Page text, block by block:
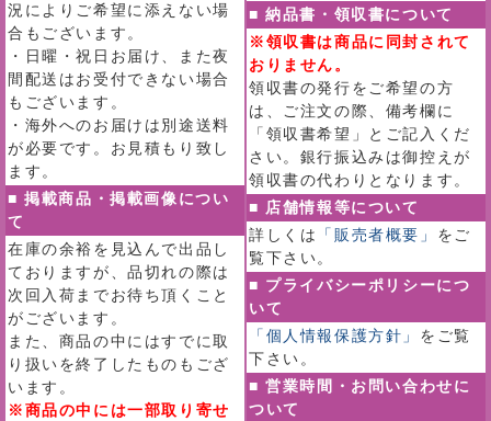
況によりご希望に添えない場
合もございます。
・日曜・祝日お届け、また夜
間配送はお受付できない場合
もございます。
・海外へのお届けは別途送料
が必要です。お見積もり致し
ます。
■ 掲載商品・掲載画像につい
て
在庫の余裕を見込んで出品し
ておりますが、品切れの際は
次回入荷までお待ち頂くこと
がございます。
また、商品の中にはすでに取
り扱いを終了したものもござ
います。
※商品の中には一部取り寄せ
■ 納品書・領収書について
※領収書は商品に同封されて
おりません。
領収書の発行をご希望の方
は、ご注文の際、備考欄に
「領収書希望」とご記入くだ
さい。銀行振込みは御控えが
領収書の代わりとなります。
■ 店舗情報等について
詳しくは
「販売者概要」 をご
覧下さい。
■ プライバシーポリシーにつ
いて
「個人情報保護方針」 をご覧
下さい。
■ 営業時間・お問い合わせに
ついて